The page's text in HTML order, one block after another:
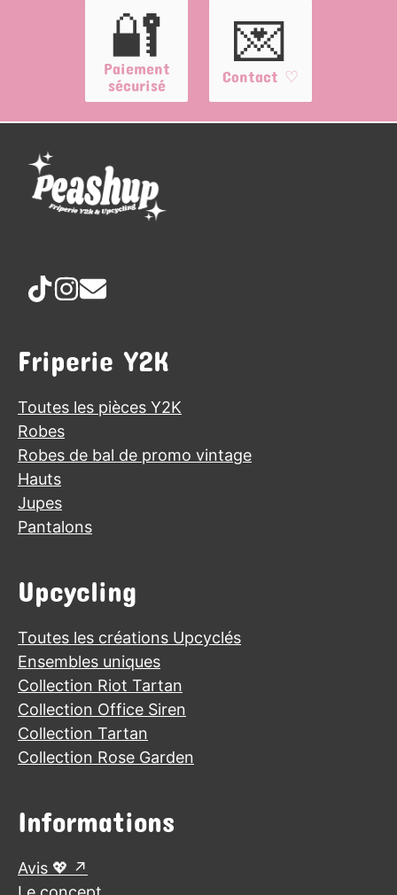
🔐
Paiement
sécurisé
💌
Contact ♡
Friperie Y2K
Toutes les pièces Y2K
Robes
Robes de bal de promo vintage
Hauts
Jupes
Pantalons
Upcycling
Toutes les créations Upcyclés
Ensembles uniques
Collection Riot Tartan
Collection Office Siren
Collection Tartan
Collection Rose Garden
Informations
Avis 💖